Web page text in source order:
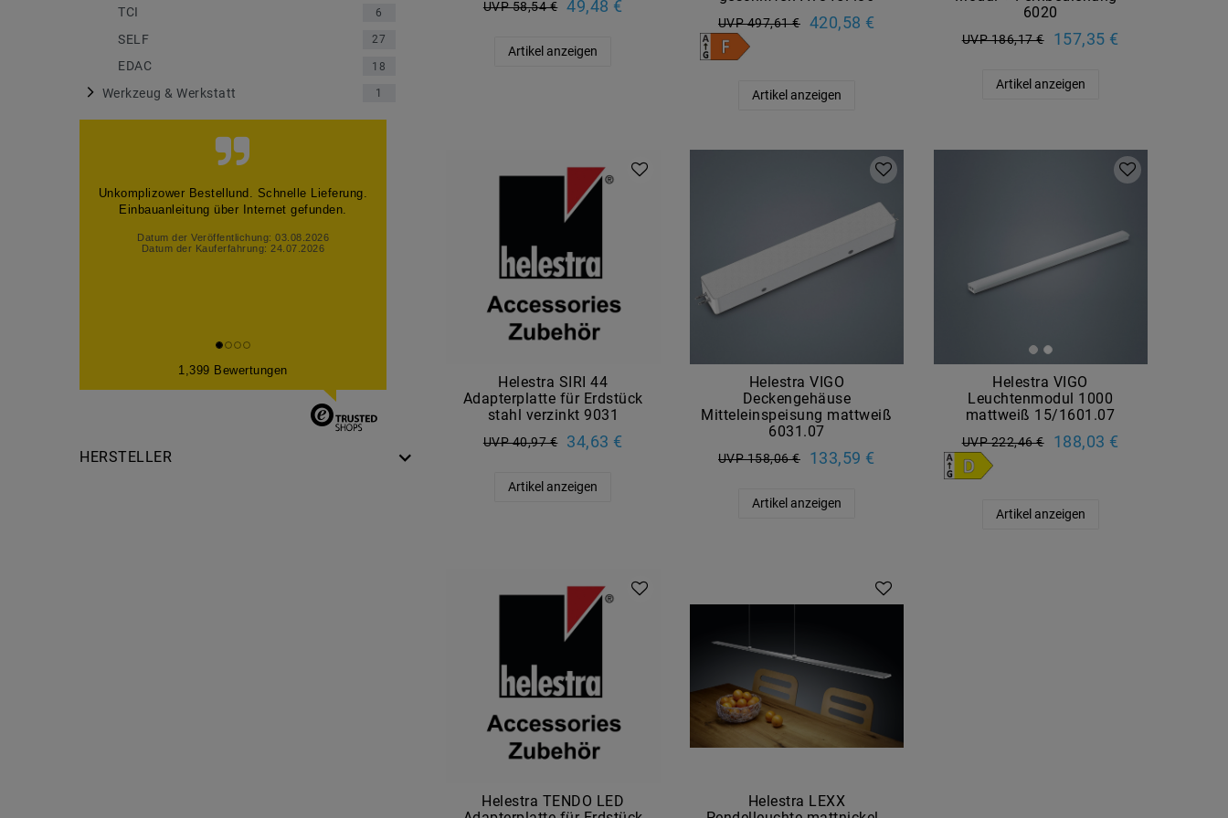
TCI 6
SELF 27
EDAC 18
Werkzeug & Werkstatt 1
Unkomplizower Bestellund. Schnelle Lieferung.
Einbauanleitung über Internet gefunden.
Datum der Veröffentlichung: 03.08.2026
Datum der Kauferfahrung: 24.07.2026
1,399 Bewertungen
HERSTELLER
UVP 58,54 € 49,48 €
Artikel anzeigen
UVP 497,61 € 420,58 €
Artikel anzeigen
6020
UVP 186,17 € 157,35 €
Artikel anzeigen
Helestra SIRI 44
Adapterplatte für Erdstück
stahl verzinkt 9031
UVP 40,97 € 34,63 €
Artikel anzeigen
Helestra VIGO
Deckengehäuse
Mitteleinspeisung mattweiß
6031.07
UVP 158,06 € 133,59 €
Artikel anzeigen
Helestra VIGO
Leuchtenmodul 1000
mattweiß 15/1601.07
UVP 222,46 € 188,03 €
Artikel anzeigen
Helestra TENDO LED
Helestra LEXX